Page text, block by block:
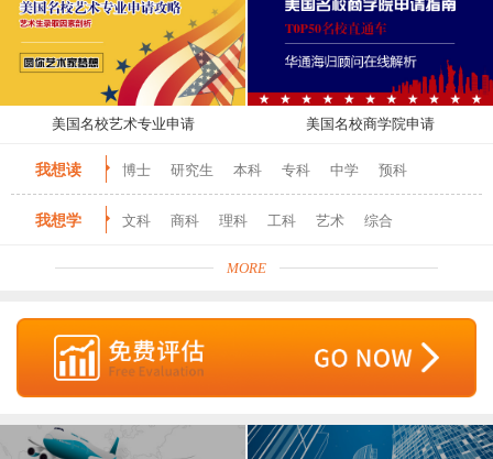
美国名校艺术专业申请 美国名校商学院申请
我想读 博士 研究生 本科 专科 中学 预科
我想学 文科 商科 理科 工科 艺术 综合
MORE